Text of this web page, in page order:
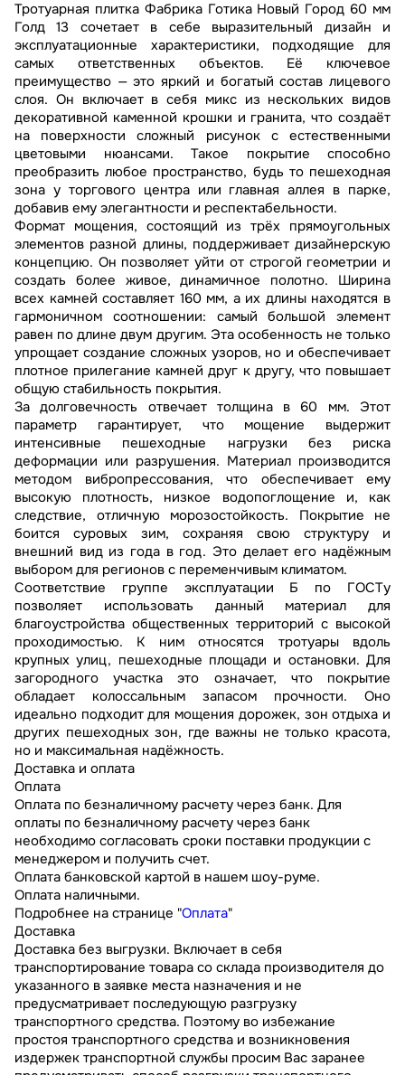
Тротуарная плитка Фабрика Готика Новый Город 60 мм
Голд 13 сочетает в себе выразительный дизайн и
эксплуатационные характеристики, подходящие для
самых ответственных объектов. Её ключевое
преимущество — это яркий и богатый состав лицевого
слоя. Он включает в себя микс из нескольких видов
декоративной каменной крошки и гранита, что создаёт
на поверхности сложный рисунок с естественными
цветовыми нюансами. Такое покрытие способно
преобразить любое пространство, будь то пешеходная
зона у торгового центра или главная аллея в парке,
добавив ему элегантности и респектабельности.
Формат мощения, состоящий из трёх прямоугольных
элементов разной длины, поддерживает дизайнерскую
концепцию. Он позволяет уйти от строгой геометрии и
создать более живое, динамичное полотно. Ширина
всех камней составляет 160 мм, а их длины находятся в
гармоничном соотношении: самый большой элемент
равен по длине двум другим. Эта особенность не только
упрощает создание сложных узоров, но и обеспечивает
плотное прилегание камней друг к другу, что повышает
общую стабильность покрытия.
За долговечность отвечает толщина в 60 мм. Этот
параметр гарантирует, что мощение выдержит
интенсивные пешеходные нагрузки без риска
деформации или разрушения. Материал производится
методом вибропрессования, что обеспечивает ему
высокую плотность, низкое водопоглощение и, как
следствие, отличную морозостойкость. Покрытие не
боится суровых зим, сохраняя свою структуру и
внешний вид из года в год. Это делает его надёжным
выбором для регионов с переменчивым климатом.
Соответствие группе эксплуатации Б по ГОСТу
позволяет использовать данный материал для
благоустройства общественных территорий с высокой
проходимостью. К ним относятся тротуары вдоль
крупных улиц, пешеходные площади и остановки. Для
загородного участка это означает, что покрытие
обладает колоссальным запасом прочности. Оно
идеально подходит для мощения дорожек, зон отдыха и
других пешеходных зон, где важны не только красота,
но и максимальная надёжность.
Доставка и оплата
Оплата
Оплата по безналичному расчету через банк. Для
оплаты по безналичному расчету через банк
необходимо согласовать сроки поставки продукции с
менеджером и получить счет.
Оплата банковской картой в нашем шоу-руме.
Оплата наличными.
Подробнее на странице "Оплата"
Доставка
Доставка без выгрузки. Включает в себя
транспортирование товара со склада производителя до
указанного в заявке места назначения и не
предусматривает последующую разгрузку
транспортного средства. Поэтому во избежание
простоя транспортного средства и возникновения
издержек транспортной службы просим Вас заранее